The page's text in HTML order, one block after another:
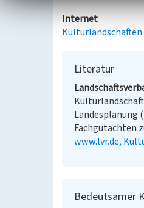
Internet
Kulturlandschaften
Literatur
Landesplanung
Fachgutachten
www.lvr.de,
Bedeutsamer